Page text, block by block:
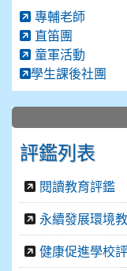
專輔老師
直笛團
童軍活動
學生課後社團
評鑑列表
閱讀教育評鑑
永續發展環境
健康促進學校